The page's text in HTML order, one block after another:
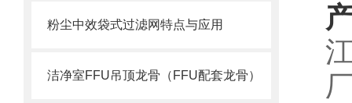
粉尘中效袋式过滤网特点与应用
洁净室FFU吊顶龙骨（FFU配套龙骨）